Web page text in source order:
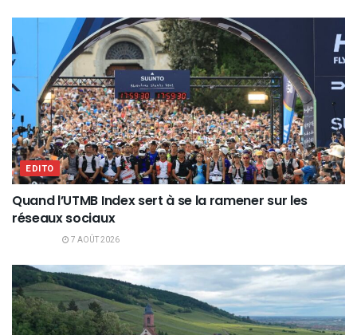
EDITO
Quand l’UTMB Index sert à se la ramener sur les
réseaux sociaux
7 AOÛT 2026